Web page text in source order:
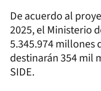
De acuerdo al
2025, el Ministerio
5.345.974 millones
destinarán 354 mil
SIDE.